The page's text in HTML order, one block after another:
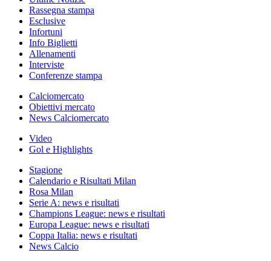
Rassegna stampa
Esclusive
Infortuni
Info Biglietti
Allenamenti
Interviste
Conferenze stampa
Calciomercato
Obiettivi mercato
News Calciomercato
Video
Gol e Highlights
Stagione
Calendario e Risultati Milan
Rosa Milan
Serie A: news e risultati
Champions League: news e risultati
Europa League: news e risultati
Coppa Italia: news e risultati
News Calcio